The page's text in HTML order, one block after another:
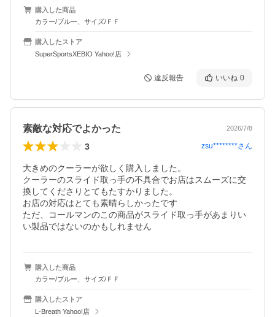
購入した商品
カラー/ブルー、サイズ/ＦＦ
購入したストア
SuperSportsXEBIO Yahoo!店
違反報告 いいね 0
素敵な対応でよかった 2026/7/8
3 zsu********さん
大きめのクーラーが欲しく購入しました。
クーラーのスライド取っ手の不具合でお店はスムーズに交
換してくださりとてもたすかりました。
お店の対応はとても素晴らしかったです
ただ、コールマンのこの商品がスライド取っ手があまりい
い製品ではないのかもしれません
購入した商品
カラー/ブルー、サイズ/ＦＦ
購入したストア
L-Breath Yahoo!店